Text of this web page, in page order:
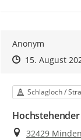
Anonym
Zeitpunkt des
Zeitpunkt des
15. August
Kategorie
Schlagloch /
Ort
32429